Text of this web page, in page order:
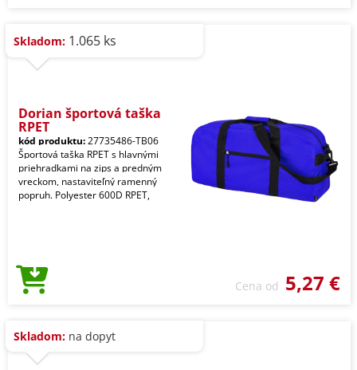
Skladom: 1.065 ks
Dorian športová taška
RPET
kód produktu:27735486-TB06
Športová taška RPET s hlavnými
priehradkami na zips a predným
vreckom, nastaviteľný ramenný
popruh. Polyester 600D RPET,
Cena od 5,27 €
Skladom: na dopyt